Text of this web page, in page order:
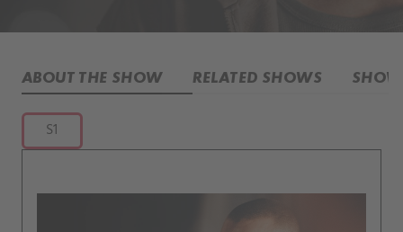
ABOUT THE SHOW RELATED SHOWS
S1